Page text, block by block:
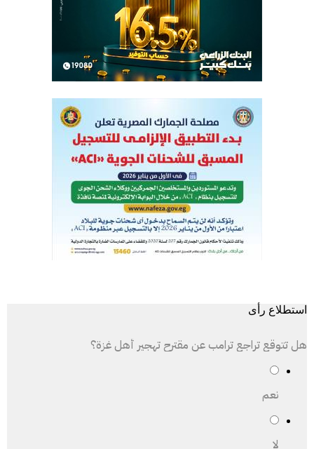
استطلاع رأى
هل تتوقع تراجع ترامب عن مقترح تهجير أهل غزة؟
نعم
لا